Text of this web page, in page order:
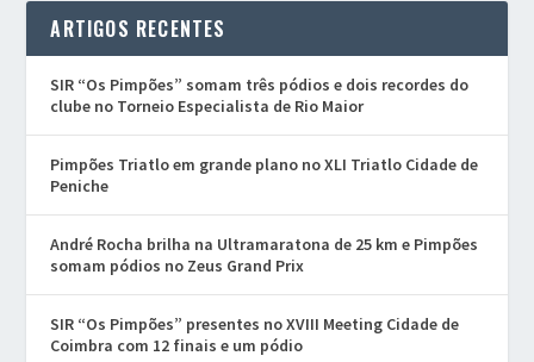
ARTIGOS RECENTES
SIR “Os Pimpões” somam três pódios e dois recordes do
clube no Torneio Especialista de Rio Maior
Pimpões Triatlo em grande plano no XLI Triatlo Cidade de
Peniche
André Rocha brilha na Ultramaratona de 25 km e Pimpões
somam pódios no Zeus Grand Prix
SIR “Os Pimpões” presentes no XVIII Meeting Cidade de
Coimbra com 12 finais e um pódio